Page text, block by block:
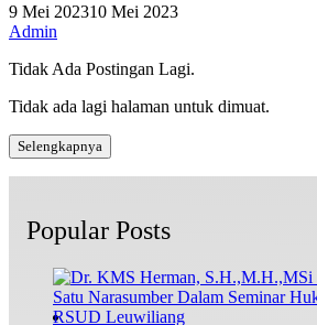
9 Mei 202310 Mei 2023
Admin
Tidak Ada Postingan Lagi.
Tidak ada lagi halaman untuk dimuat.
Selengkapnya
Popular Posts